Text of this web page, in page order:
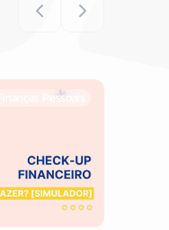
Finanças Pessoais